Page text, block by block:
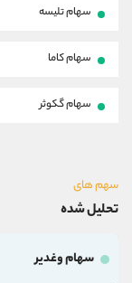
سهام تلیسه
سهام کاما
سهام گکوثر
سهم های
تحلیل شده
سهام وغدیر